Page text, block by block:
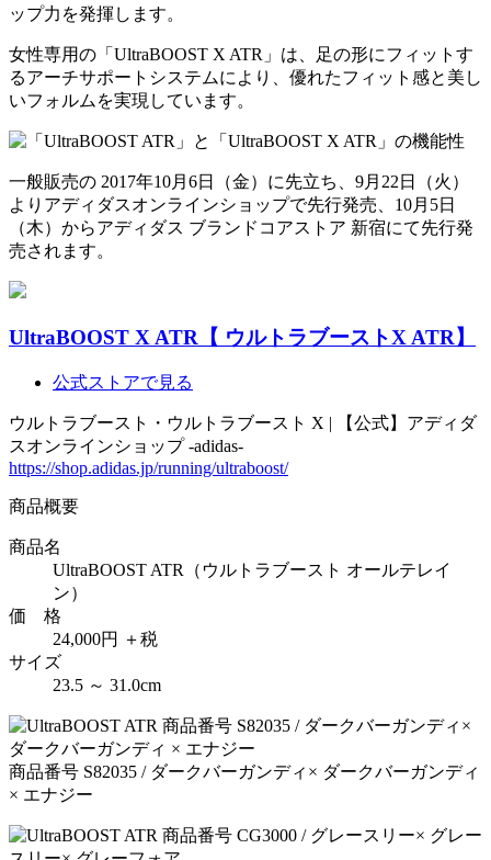
ップ力を発揮します。
女性専用の「UltraBOOST X ATR」は、足の形にフィットす
るアーチサポートシステムにより、優れたフィット感と美し
いフォルムを実現しています。
一般販売の 2017年10月6日（金）に先立ち、9月22日（火）
よりアディダスオンラインショップで先行発売、10月5日
（木）からアディダス ブランドコアストア 新宿にて先行発
売されます。
UltraBOOST X ATR【 ウルトラブーストX ATR】
公式ストアで見る
ウルトラブースト・ウルトラブースト X | 【公式】アディダ
スオンラインショップ -adidas-
https://shop.adidas.jp/running/ultraboost/
商品概要
商品名
UltraBOOST ATR（ウルトラブースト オールテレイ
ン）
価 格
24,000円 ＋税
サイズ
23.5 ～ 31.0cm
商品番号 S82035 / ダークバーガンディ× ダークバーガンディ
× エナジー